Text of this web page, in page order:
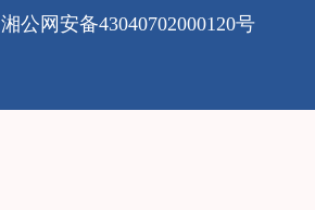
湘公网安备43040702000120号